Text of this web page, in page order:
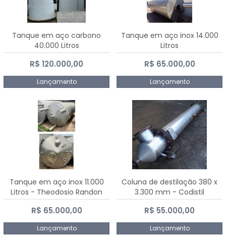
Tanque em aço carbono
40.000 Litros
R$ 120.000,00
Lançamento
Tanque em aço inox 14.000
Litros
R$ 65.000,00
Lançamento
Tanque em aço inox 11.000
Litros - Theodosio Randon
R$ 65.000,00
Lançamento
Coluna de destilação 380 x
3.300 mm - Codistil
R$ 55.000,00
Lançamento